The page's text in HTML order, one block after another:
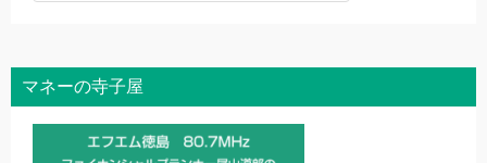
探
す
マネーの寺子屋